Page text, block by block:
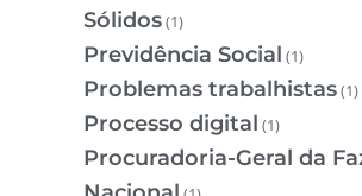
Sólidos(1)
Previdência Social (1)
Problemas trabalhistas(1)
Processo digital (1)
Procuradoria-Geral da